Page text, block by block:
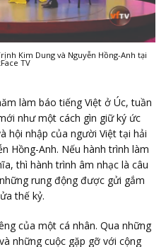
Kim Dung và Nguyễn Hồng-Anh tại
TV
làm báo tiếng Việt ở Úc, tuần
như một cách gìn giữ ký ức
hội nhập của người Việt tại hải
Hồng-Anh. Nếu hành trình làm
thì hành trình âm nhạc là câu
rung động được gửi gắm
thế kỷ.
của một cá nhân. Qua những
những cuộc gặp gỡ với cộng